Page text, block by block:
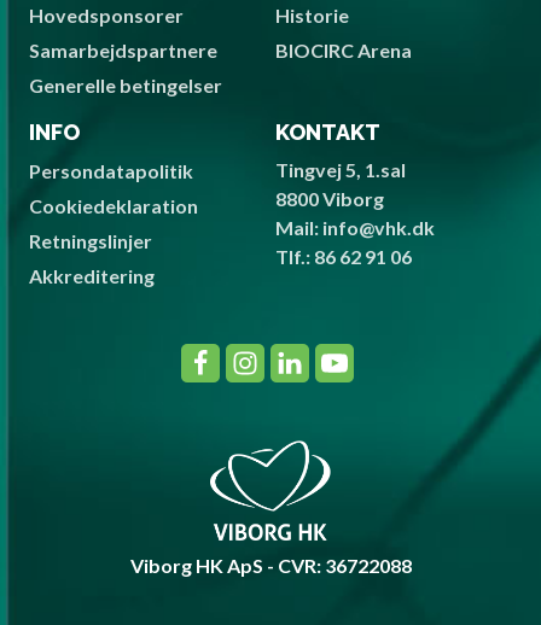
Hovedsponsorer
Samarbejdspartnere
Generelle betingelser
Historie
BIOCIRC Arena
INFO
Persondatapolitik
Cookiedeklaration
Retningslinjer
Akkreditering
KONTAKT
Tingvej 5, 1.sal
8800 Viborg
Mail: info@vhk.dk
Tlf.: 86 62 91 06
Viborg HK ApS - CVR: 36722088